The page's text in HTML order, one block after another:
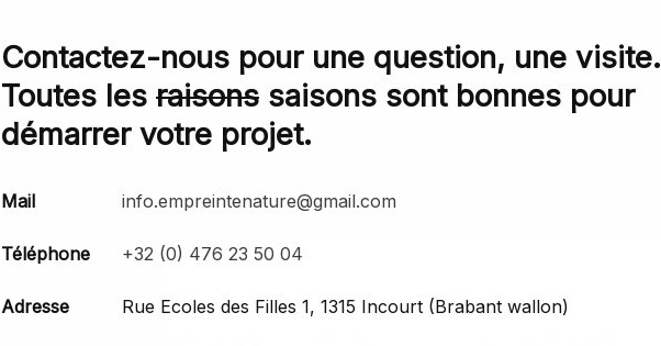
Contactez-nous pour une question, une visite.
Toutes les raisons saisons sont bonnes pour
démarrer votre projet.
Mail info.empreintenature@gmail.com
Téléphone +32 (0) 476 23 50 04
Adresse Rue Ecoles des Filles 1, 1315 Incourt (Brabant wallon)